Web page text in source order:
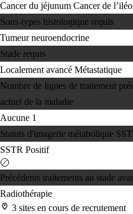
Cancer du jéjunum Cancer de
Sous-types histologique requis
Tumeur neuroendocrine
Stade requis
Localement avancé Métastatique
Nombre de lignes de traitement
actuel de la maladie
Aucune 1
Statuts d'imagerie métabolique
SSTR Positif
Précédents traitements au stade
Radiothérapie
3 sites en cours de recrutement